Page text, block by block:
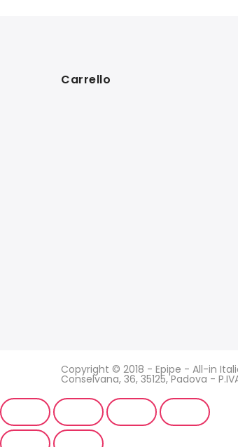
Carrello
Copyright © 2018 - Epipe - All-in
Conselvana, 36, 35125, Padova -